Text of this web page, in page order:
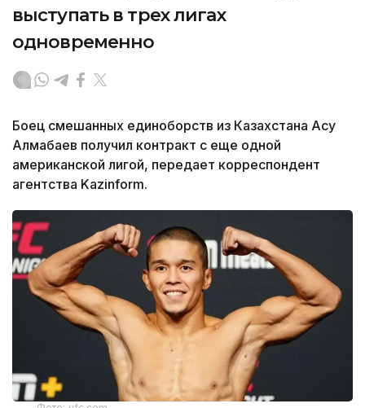
выступать в трех лигах
одновременно
Боец смешанных единоборств из Казахстана Асу
Алмабаев получил контракт с еще одной
американской лигой, передает корреспондент
агентства Kazinform.